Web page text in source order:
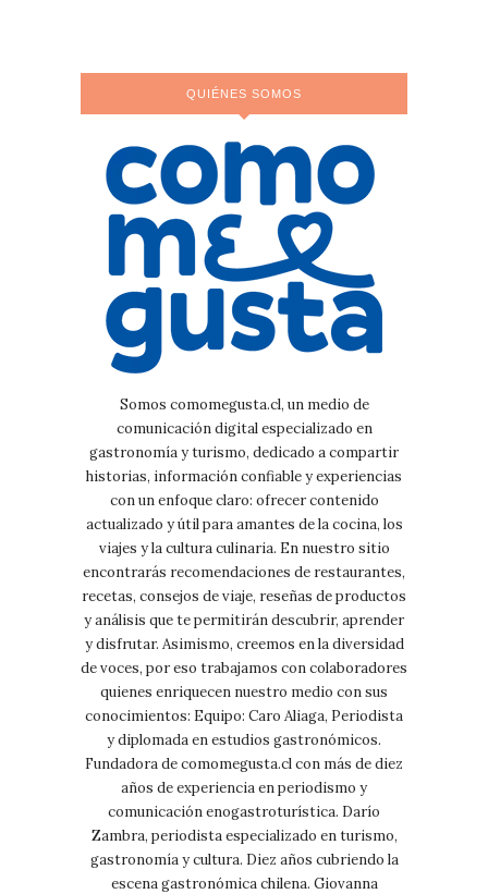
QUIÉNES SOMOS
Somos comomegusta.cl, un medio de
comunicación digital especializado en
gastronomía y turismo, dedicado a compartir
historias, información confiable y experiencias
con un enfoque claro: ofrecer contenido
actualizado y útil para amantes de la cocina, los
viajes y la cultura culinaria. En nuestro sitio
encontrarás recomendaciones de restaurantes,
recetas, consejos de viaje, reseñas de productos
y análisis que te permitirán descubrir, aprender
y disfrutar. Asimismo, creemos en la diversidad
de voces, por eso trabajamos con colaboradores
quienes enriquecen nuestro medio con sus
conocimientos: Equipo: Caro Aliaga, Periodista
y diplomada en estudios gastronómicos.
Fundadora de comomegusta.cl con más de diez
años de experiencia en periodismo y
comunicación enogastroturística. Darío
Zambra, periodista especializado en turismo,
gastronomía y cultura. Diez años cubriendo la
escena gastronómica chilena. Giovanna